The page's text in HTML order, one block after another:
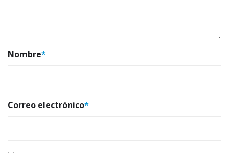
Nombre*
Correo electrónico*